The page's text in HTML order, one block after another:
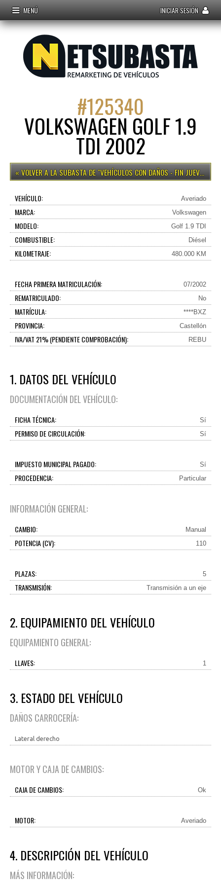
MENÚ INICIAR SESIÓN
#125340
VOLKSWAGEN GOLF 1.9
TDI 2002
VEHÍCULOS CON DAÑOS - FIN JUEVES 15H
VEHÍCULO: Averiado
MARCA: Volkswagen
MODELO: Golf 1.9 TDI
COMBUSTIBLE: Diésel
KILOMETRAJE: 480.000 KM
FECHA PRIMERA MATRICULACIÓN: 07/2002
REMATRICULADO: No
MATRÍCULA: ****BXZ
PROVINCIA: Castellón
IVA/VAT 21% (PENDIENTE COMPROBACIÓN): REBU
1. DATOS DEL VEHÍCULO
DOCUMENTACIÓN DEL VEHÍCULO:
FICHA TÉCNICA: Sí
PERMISO DE CIRCULACIÓN: Sí
IMPUESTO MUNICIPAL PAGADO: Sí
PROCEDENCIA: Particular
INFORMACIÓN GENERAL:
CAMBIO: Manual
POTENCIA (CV): 110
PLAZAS: 5
TRANSMISIÓN: Transmisión a un eje
2. EQUIPAMIENTO DEL VEHÍCULO
EQUIPAMIENTO GENERAL:
LLAVES: 1
3. ESTADO DEL VEHÍCULO
DAÑOS CARROCERÍA:
Lateral derecho
MOTOR Y CAJA DE CAMBIOS:
CAJA DE CAMBIOS: Ok
MOTOR: Averiado
4. DESCRIPCIÓN DEL VEHÍCULO
MÁS INFORMACIÓN: